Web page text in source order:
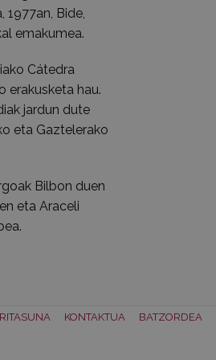
Bide,
emakumea.
Cátedra
erakusketa hau.
jardun dute
eta Gaztelerako
Bilbon duen
eta Araceli
KONTAKTUA BATZORDEA